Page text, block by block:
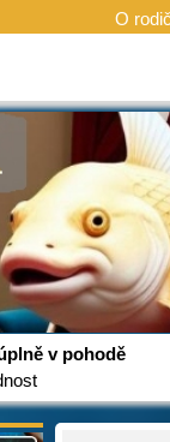
O
v pohodě